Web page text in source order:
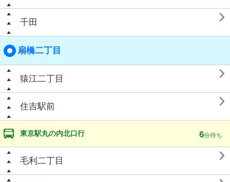
千田 
扇橋二丁目
猿江二丁目 
住吉駅前 
東京駅丸の内北口行 6分待ち
毛利二丁目 